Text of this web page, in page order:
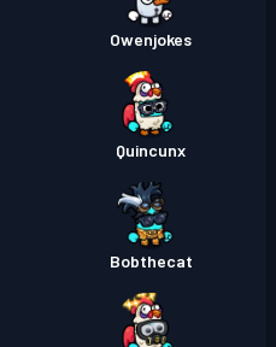
Owenjokes
Quincunx
Bobthecat